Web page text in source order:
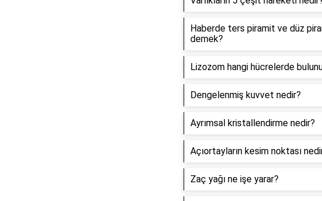
Haberde ters piramit ve düz
demek?
Lizozom hangi hücrelerde
Dengelenmiş kuvvet nedir?
Ayrımsal kristallendirme nedir?
Açıortayların kesim noktası
Zaç yağı ne işe yarar?